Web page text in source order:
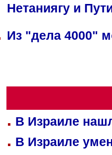
Нетаниягу и
Из "дела 4000"
В Израиле
В Израиле